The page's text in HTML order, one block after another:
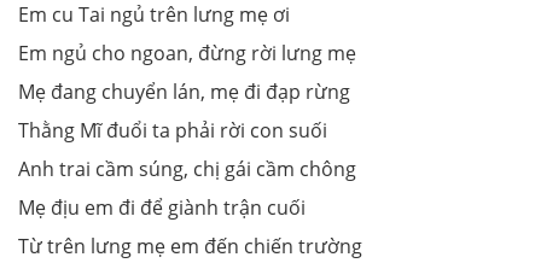
Em cu Tai ngủ trên lưng mẹ ơi
Em ngủ cho ngoan, đừng rời lưng mẹ
Mẹ đang chuyển lán, mẹ đi đạp rừng
Thằng Mĩ đuổi ta phải rời con suối
Anh trai cầm súng, chị gái cầm chông
Mẹ địu em đi để giành trận cuối
Từ trên lưng mẹ em đến chiến trường